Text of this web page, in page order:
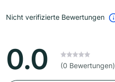
Nicht verifizierte Bewertungen
0.0 (0 Bewertungen)